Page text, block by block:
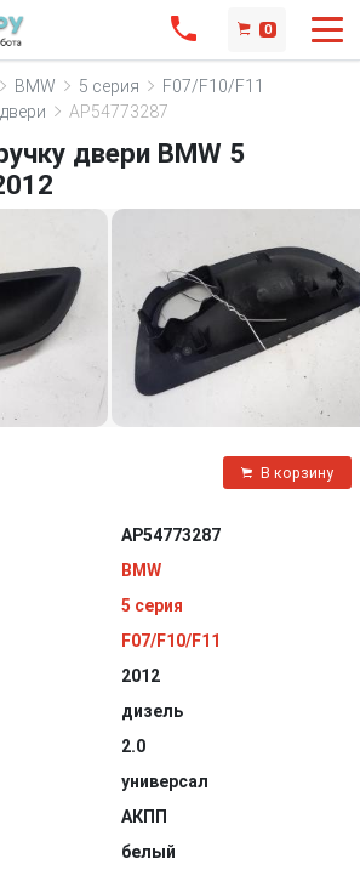
0
BMW 5 серия
F07/F10/F11
AP54773287
двери BMW 5
В корзину
AP54773287
BMW
5 серия
F07/F10/F11
2012
дизель
2.0
универсал
АКПП
белый